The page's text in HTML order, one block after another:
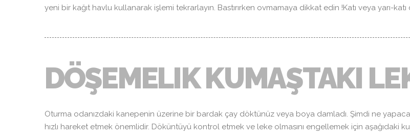
yeni bir kağıt havlu kullanarak işlemi tekrarlayın. Bastırırken ovmamaya dikkat edin !Katı veya yarı-
DÖŞEMELIK KUMAŞTAKI
Oturma odanızdaki kanepenin üzerine bir bardak çay döktünüz veya boya damladı. Şimdi ne
hızlı hareket etmek önemlidir. Döküntüyü kontrol etmek ve leke olmasını engellemek için aşağıdaki